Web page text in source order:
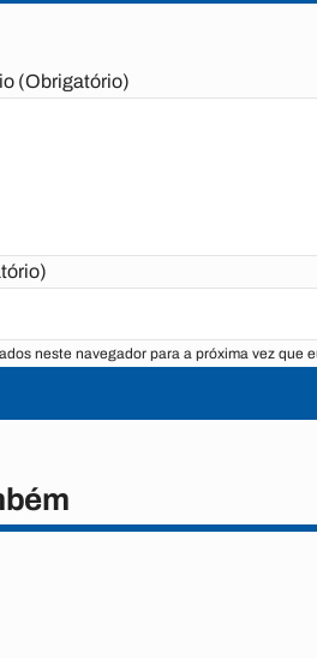
(Obrigatório)
neste navegador para a próxima vez que